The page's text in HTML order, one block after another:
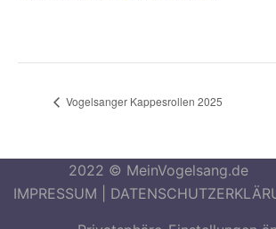
Vogelsanger Kappesrollen 2025
2022 © MeinVogelsang.de
IMPRESSUM